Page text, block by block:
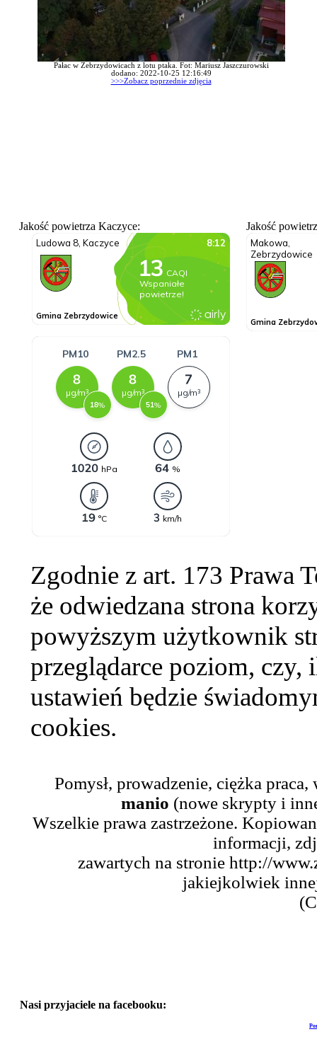
Pałac w Zebrzydowicach z lotu ptaka. Fot: Mariusz Jaszczurowski
dodano: 2022-10-25 12:16:49
>>>Zobacz poprzednie zdjęcia
Jakość powietrza Kaczyce: Jakość
Zgodnie z art. 173 Prawa
że odwiedzana strona
powyższym użytkownik
przeglądarce poziom,
ustawień będzie
cookies.
Pomysł, prowadzenie, ciężka
manio (nowe skrypty i
Wszelkie prawa zastrzeżone.
informacji,
zawartych na stronie http://
jakiejkolwiek
Nasi przyjaciele na facebooku: